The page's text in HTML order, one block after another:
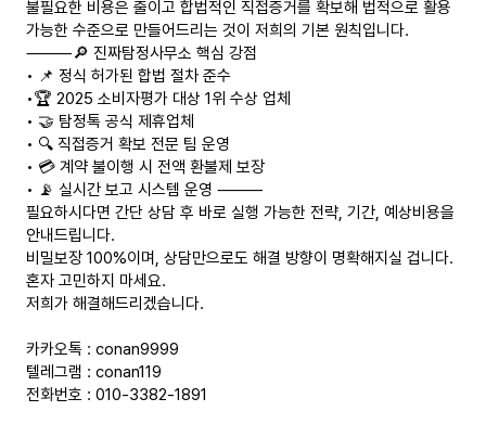
불필요한 비용은 줄이고 합법적인 직접증거를 확보해 법적으로 활용
가능한 수준으로 만들어드리는 것이 저희의 기본 원칙입니다.
⸻🔎 진짜탐정사무소 핵심 강점
• 📌 정식 허가된 합법 절차 준수
•🏆 2025 소비자평가 대상 1위 수상 업체
• 🤝 탐정톡 공식 제휴업체
• 🔍 직접증거 확보 전문 팀 운영
• 💳 계약 불이행 시 전액 환불제 보장
• 📡 실시간 보고 시스템 운영 ⸻
필요하시다면 간단 상담 후 바로 실행 가능한 전략, 기간, 예상비용을
안내드립니다.
비밀보장 100%이며, 상담만으로도 해결 방향이 명확해지실 겁니다.
혼자 고민하지 마세요.
저희가 해결해드리겠습니다.
카카오톡 : conan9999
텔레그램 : conan119
전화번호 : 010-3382-1891